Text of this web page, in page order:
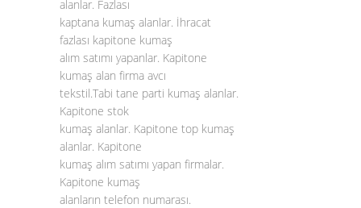
alanlar. Fazlası
kaptana kumaş alanlar. İhracat
fazlası kapitone kumaş
alım satımı yapanlar. Kapitone
kumaş alan firma avcı
tekstil.Tabi tane parti kumaş alanlar.
Kapitone stok
kumaş alanlar. Kapitone top kumaş
alanlar. Kapitone
kumaş alım satımı yapan firmalar.
Kapitone kumaş
alanların telefon numarası.